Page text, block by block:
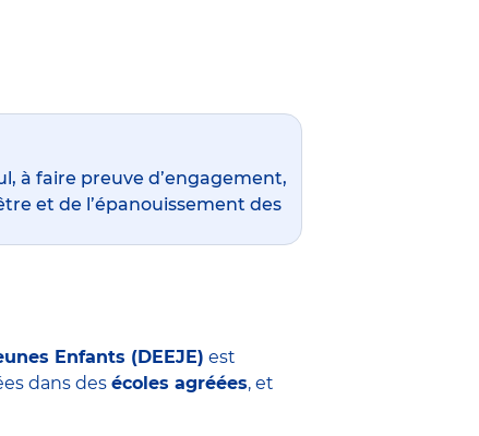
à faire preuve d’engagement,
et de l’épanouissement des
Enfants (DEEJE) est
dans des écoles agréées, et